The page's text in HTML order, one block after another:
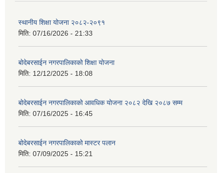
स्थानीय शिक्षा योजना २०८२-२०९१
मिति: 07/16/2026 - 21:33
बोदेबरसाईन नगरपालिकाको शिक्षा योजना
मिति: 12/12/2025 - 18:08
बोदेबरसाईन नगरपालिकाको आवधिक योजना २०८२ देखि २०८७ सम्म
मिति: 07/16/2025 - 16:45
बोदेबरसाईन नगरपालिकाको मास्टर पलान
मिति: 07/09/2025 - 15:21